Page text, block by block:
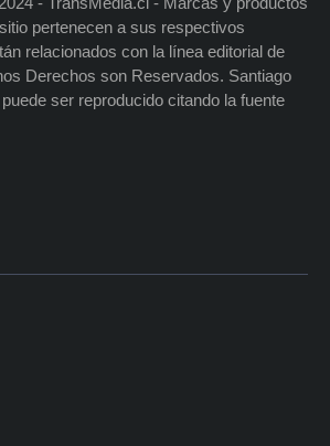
pertenecen a sus respectivos
relacionados con la línea editorial de
Derechos son Reservados. Santiago
ser reproducido citando la fuente